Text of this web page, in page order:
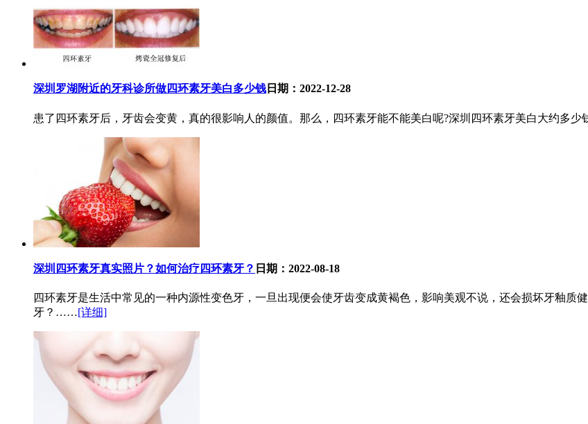
深圳罗湖附近的牙科诊所做四环素牙美白多少钱 日期：2022-12-28
患了四环素牙后，牙齿会变黄，真的很影响人的颜值。那么，四环素牙能不能美白呢?深圳四环素牙美白大约多
深圳四环素牙真实照片？如何治疗四环素牙？ 日期：2022-08-18
四环素牙是生活中常见的一种内源性变色牙，一旦出现便会使牙齿变成黄褐色，影响美观不说，还会损坏牙釉质
牙？……[详细]